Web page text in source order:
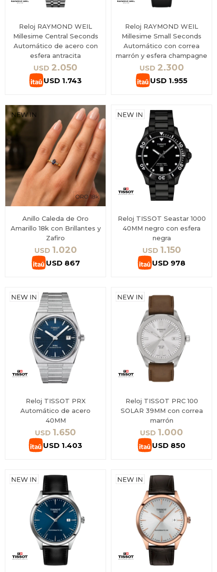
Reloj RAYMOND WEIL
Millesime Central Seconds
Automático de acero con
esfera antracita
USD 2.050
USD 1.743
Reloj RAYMOND WEIL
Millesime Small Seconds
Automático con correa
marrón y esfera champagne
USD 2.300
USD 1.955
Anillo Caleda de Oro
Amarillo 18k con Brillantes y
Zafiro
USD 1.020
USD 867
Reloj TISSOT Seastar 1000
40MM negro con esfera
negra
USD 1.150
USD 978
Reloj TISSOT PRX
Automático de acero
40MM
USD 1.650
USD 1.403
Reloj TISSOT PRC 100
SOLAR 39MM con correa
marrón
USD 1.000
USD 850